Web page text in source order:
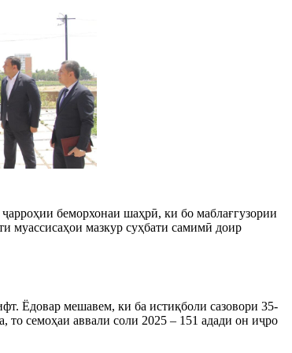
беморхонаи шаҳрӣ, ки бо маблағгузории
муассисаҳои мазкур суҳбати самимӣ доир
Ёдовар мешавем, ки ба истиқболи сазовори 35-
семоҳаи аввали соли 2025 – 151 адади он иҷро